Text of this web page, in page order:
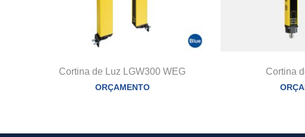
Cortina de Luz LGW300 WEG
ORÇAMENTO
Cortina